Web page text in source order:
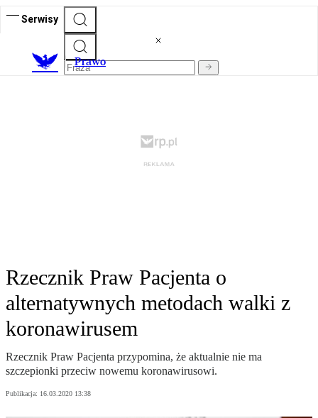
Serwisy
Prawo
Rzecznik Praw Pacjenta o
alternatywnych metodach walki z
koronawirusem
Rzecznik Praw Pacjenta przypomina, że aktualnie nie ma
szczepionki przeciw nowemu koronawirusowi.
Publikacja: 16.03.2020 13:38